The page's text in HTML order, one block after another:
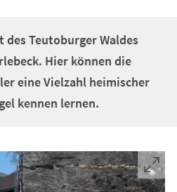
Teutoburger Waldes
Hier können die
eine Vielzahl heimischer
kennen lernen.